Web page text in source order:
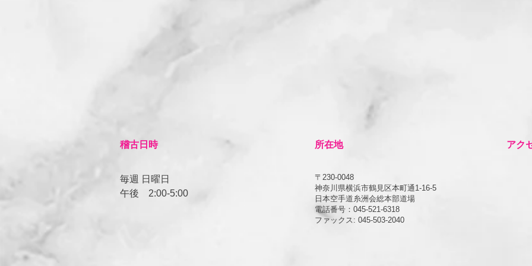
​稽古日時
毎週 日曜日
午後 ​2:00-5:00
所在地
〒230-0048
神奈川県横浜市鶴見区本町通1-16-5
日本空手道糸洲会総本部道場
電話番号：045-521-6318
ファックス: 045-503-2040
アク